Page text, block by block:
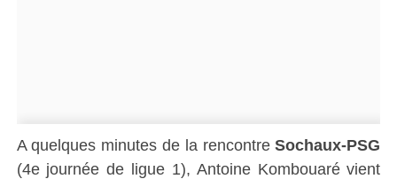
A quelques minutes de la rencontreSochaux-PSG
(4e journée de ligue 1), Antoine Kombouaré vient